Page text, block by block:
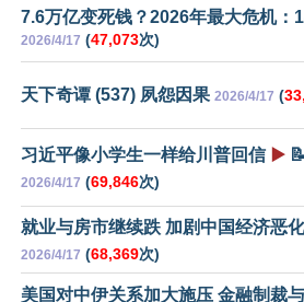
7.6万亿变死钱？2026年最大危机：
2026/4/17 (47,073次)
天下奇谭 (537) 夙怨因果 2026/4/17 (
习近平像小学生一样给川普回信 ▶️
2026/4/17 (69,846次)
就业与房市继续跌 加剧中国经济恶化
2026/4/17 (68,369次)
美国对中伊关系加大施压 金融制裁